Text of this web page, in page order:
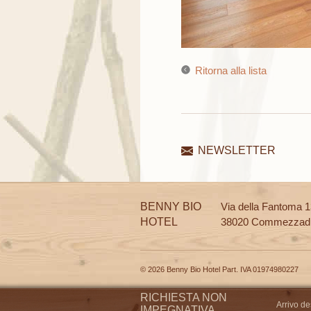
Ritorna alla lista
NEWSLETTER
BENNY BIO
HOTEL
Via della Fantoma
38020
© 2026 Benny Bio Hotel Part. IVA 01974980227
RICHIESTA NON
Arrivo